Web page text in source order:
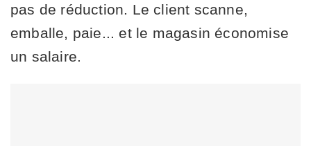
pas de réduction. Le client scanne,
emballe, paie... et le magasin économise
un salaire.